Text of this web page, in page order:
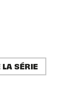
LA SÉRIE